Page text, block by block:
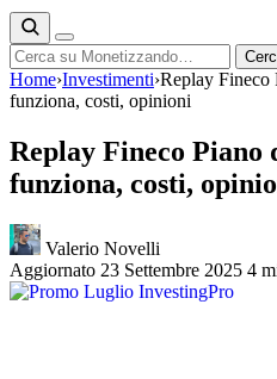
Cerca
Home›Investimenti›Replay Fineco
funziona, costi, opinioni
Replay Fineco Piano
funziona, costi,
Valerio Novelli
Aggiornato 23 Settembre 2025 4